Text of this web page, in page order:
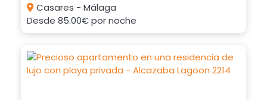
Casares - Málaga
Desde 85.00€por noche